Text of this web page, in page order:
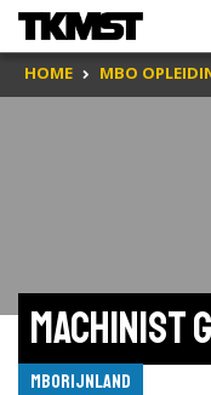
HOME MBO
Machinist
mboRijnland